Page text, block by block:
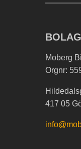
Moberg
Orgnr:
417 05